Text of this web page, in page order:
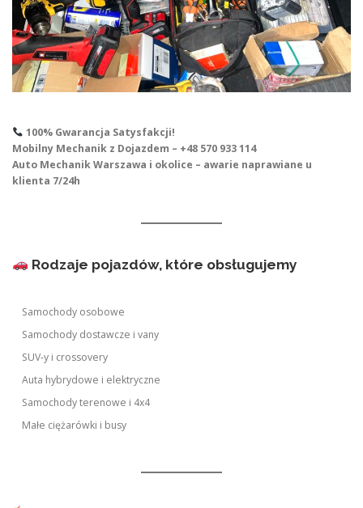
100% Gwarancja Satysfakcji!
Mobilny Mechanik z Dojazdem – +48 570 933 114
Auto Mechanik Warszawa i okolice – awarie naprawiane u
klienta 7/24h
Rodzaje pojazdów, które obsługujemy
Samochody osobowe
Samochody dostawcze i vany
SUV-y i crossovery
Auta hybrydowe i elektryczne
Samochody terenowe i 4x4
Małe ciężarówki i busy